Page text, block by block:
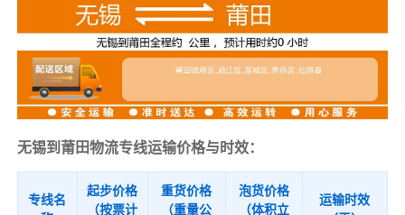
无锡到莆田物流专线运输价格与时效：
专线名
起步价格
（按票计
重货价格
（重量公
泡货价格
（体积立
运输时效